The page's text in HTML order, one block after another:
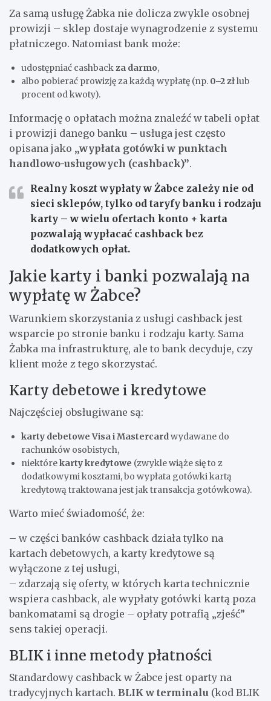
Za samą usługę Żabka nie dolicza zwykle osobnej
prowizji – sklep dostaje wynagrodzenie z systemu
płatniczego. Natomiast bank może:
udostępniać cashbackza darmo,
albo pobierać prowizję za każdą wypłatę (np. 0–2 złlub
procent od kwoty).
Informację o opłatach można znaleźć w tabeli opłat
i prowizji danego banku – usługa jest często
opisana jako „wypłata gotówki w punktach
handlowo-usługowych (cashback)”.
Realny koszt wypłaty w Żabce zależy nie od
sieci sklepów, tylko od taryfy banku i rodzaju
karty – w wielu ofertach konto + karta
pozwalają wypłacać cashback bez
dodatkowych opłat.
Jakie karty i banki pozwalają na
wypłatę w Żabce?
Warunkiem skorzystania z usługi cashback jest
wsparcie po stronie banku i rodzaju karty. Sama
Żabka ma infrastrukturę, ale to bank decyduje, czy
klient może z tego skorzystać.
Karty debetowe i kredytowe
Najczęściej obsługiwane są:
karty debetowe Visa i Mastercardwydawane do
rachunków osobistych,
niektórekarty kredytowe (zwykle wiąże się to z
dodatkowymi kosztami, bo wypłata gotówki kartą
kredytową traktowana jest jak transakcja gotówkowa).
Warto mieć świadomość, że:
– w części banków cashback działa tylko na
kartach debetowych, a karty kredytowe są
wyłączone z tej usługi,
– zdarzają się oferty, w których karta technicznie
wspiera cashback, ale wypłaty gotówki kartą poza
bankomatami są drogie – opłaty potrafią „zjeść”
sens takiej operacji.
BLIK i inne metody płatności
Standardowy cashback w Żabce jest oparty na
tradycyjnych kartach. BLIK w terminalu (kod BLIK